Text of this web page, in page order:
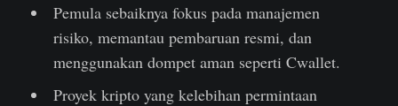
Pemula sebaiknya fokus pada manajemen
risiko, memantau pembaruan resmi, dan
menggunakan dompet aman seperti Cwallet.
Proyek kripto yang kelebihan permintaan